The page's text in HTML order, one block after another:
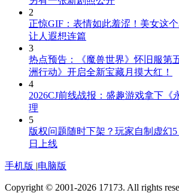
2
正惊GIF：表情如此羞涩！美女这
让人遐想连篇
3
热点预告：《魔兽世界》怀旧服第
洲行动》开启全新宝藏月摸大红！
4
2026CJ前线战报：盛趣游戏拿下《
理
5
版权问题随时下架？玩家自制虚幻
日上线
手机版 |电脑版
Copyright © 2001-2026 17173. All rights